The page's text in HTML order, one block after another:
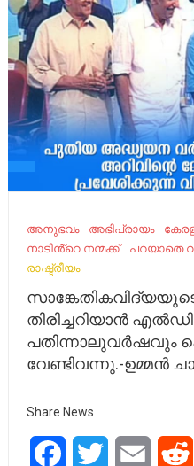
അനുഭവം അഭിപ്രായം
നാടിൻ്റെ നന്മക്ക്
പറയാതെ
രാഷ്ട്രീയം
തിരിച്ചറിയാന്‍
വേണ്ടിവന്നു.-ഉമ്മൻ
Share News
FacebookTwitter Email